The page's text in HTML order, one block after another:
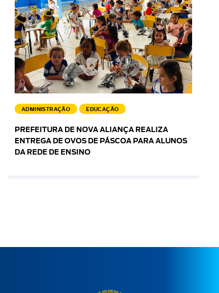
ADMINISTRAÇÃO EDUCAÇÃO
PREFEITURA DE NOVA ALIANÇA REALIZA
ENTREGA DE OVOS DE PÁSCOA PARA ALUNOS
DA REDE DE ENSINO